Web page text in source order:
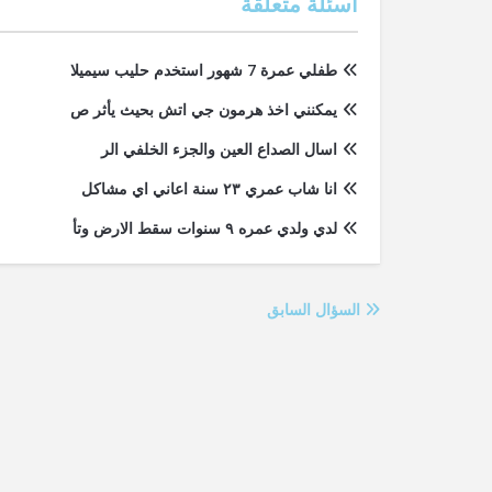
طفلي عمرة 7 شهور استخدم حليب سيميلا
يمكنني اخذ هرمون جي اتش بحيث يأثر ص
اسال الصداع العين والجزء الخلفي الر
انا شاب عمري ٢٣ سنة اعاني اي مشاكل
لدي ولدي عمره ٩ سنوات سقط الارض وتأ
السؤال السابق